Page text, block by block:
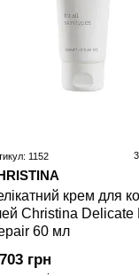
1152 3
крем для
Christina Delicate
60 мл
грн